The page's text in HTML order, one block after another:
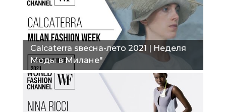
Calcaterra sвесна-лето 2021 | Неделя
Моды в Милане"